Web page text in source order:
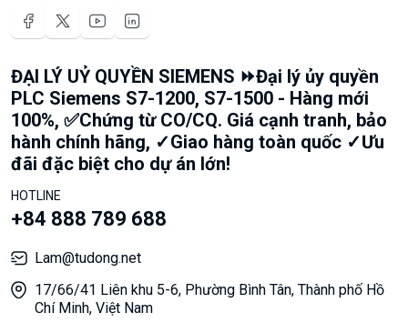
ĐẠI LÝ UỶ QUYỀN SIEMENS ⏩Đại lý ủy quyền
PLC Siemens S7-1200, S7-1500 - Hàng mới
100%, ✅Chứng từ CO/CQ. Giá cạnh tranh, bảo
hành chính hãng, ✓Giao hàng toàn quốc ✓Ưu
đãi đặc biệt cho dự án lớn!
HOTLINE
+84 888 789 688
Lam@tudong.net
17/66/41 Liên khu 5-6, Phường Bình Tân, Thành phố Hồ
Chí Minh, Việt Nam